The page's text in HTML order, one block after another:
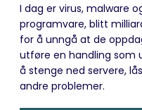
I dag er virus, malware
programvare, blitt
for å unngå at de
utføre en handling som
å stenge ned servere,
andre problemer.